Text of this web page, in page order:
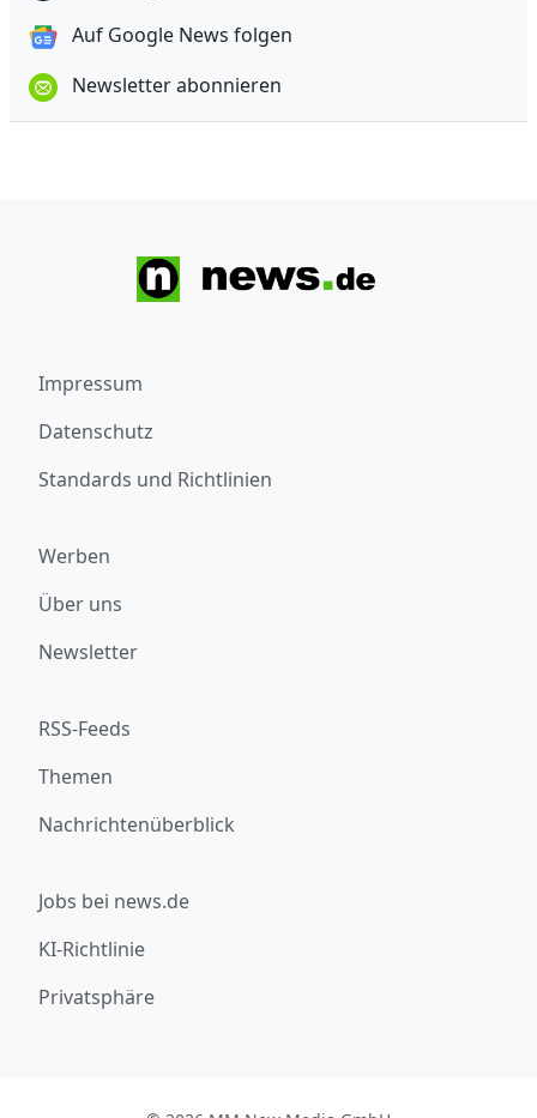
Auf Google News folgen
Newsletter abonnieren
Impressum
Datenschutz
Standards und Richtlinien
Werben
Über uns
Newsletter
RSS-Feeds
Themen
Nachrichtenüberblick
Jobs bei news.de
KI-Richtlinie
Privatsphäre